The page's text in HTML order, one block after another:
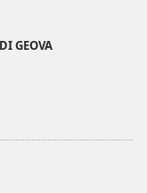
GEOVA